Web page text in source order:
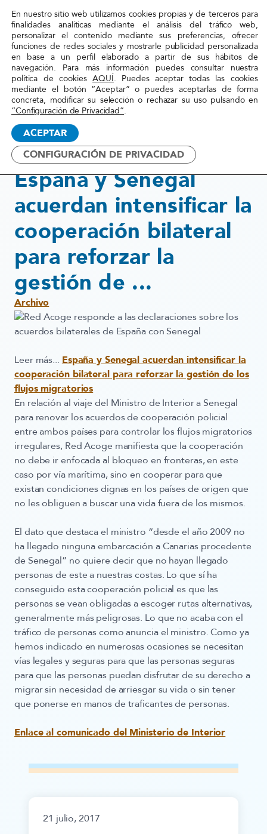
Red
Acoge
Inicio»Actualidad» España y Senegal acuerdan
intensificar la cooperación
bilateral para reforzar la
21 julio, 2017
España y Senegal
acuerdan intensificar la
cooperación bilateral
para reforzar la
gestión de ...
Archivo
Red Acoge responde a las declaraciones sobre los
acuerdos bilaterales de España con Senegal
Leer más... España y Senegal acuerdan intensificar la
cooperación bilateral para reforzar la gestión de los
flujos migratorios
En relación al viaje del Ministro de Interior a Senegal
para renovar los acuerdos de cooperación policial
entre ambos países para controlar los flujos migratorios
irregulares, Red Acoge manifiesta que la cooperación
no debe ir enfocada al bloqueo en fronteras, en este
caso por vía marítima, sino en cooperar para que
existan condiciones dignas en los países de origen que
no les obliguen a buscar una vida fuera de los mismos.
El dato que destaca el ministro “desde el año 2009 no
ha llegado ninguna embarcación a Canarias procedente
de Senegal” no quiere decir que no hayan llegado
personas de este a nuestras costas. Lo que sí ha
conseguido esta cooperación policial es que las
personas se vean obligadas a escoger rutas alternativas,
generalmente más peligrosas. Lo que no acaba con el
tráfico de personas como anuncia el ministro. Como ya
hemos indicado en numerosas ocasiones se necesitan
vías legales y seguraspara que las personas seguras
para que las personas puedan disfrutar de su derecho a
migrar sin necesidad de arriesgar su vidao sin tener
que ponerse en manos de traficantes de personas.
Enlace al comunicado del Ministerio de Interior
21 julio, 2017
En nuestro sitio web utilizamos cookies propias y de terceros para
finalidades analíticas mediante el análisis del tráfico web,
personalizar el contenido mediante sus preferencias, ofrecer
funciones de redes sociales y mostrarle publicidad personalizada
en base a un perfil elaborado a partir de sus hábitos de
navegación. Para más información puedes consultar nuestra
política de cookiesAQUÍ. Puedes aceptar todas las cookies
mediante el botón “Aceptar” o puedes aceptarlas de forma
concreta, modificar su selección o rechazar su uso pulsando en
“Configuración de Privacidad”.
ACEPTAR
CONFIGURACIÓN DE PRIVACIDAD